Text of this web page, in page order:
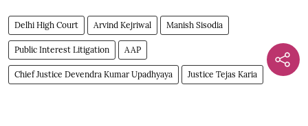
Delhi High Court Arvind Kejriwal Manish Sisodia
Public Interest Litigation AAP
Chief Justice Devendra Kumar Upadhyaya Justice Tejas Karia